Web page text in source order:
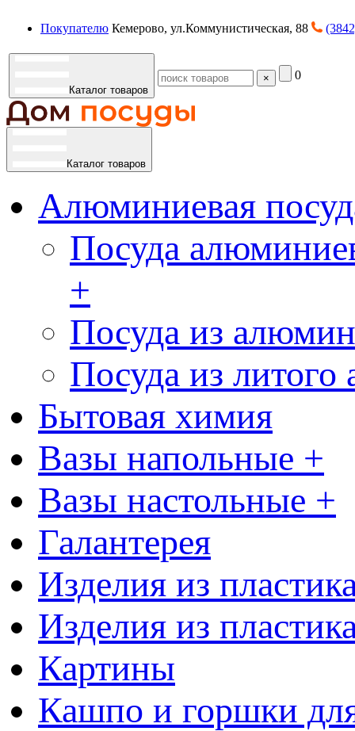
Покупателю Кемерово, ул.Коммунистическая, 88
Каталог товаров
× 0
Каталог товаров
Алюминиевая
Посуда
+
Посуда из
Посуда из
Бытовая химия
Вазы напольные +
Вазы настольные +
Галантерея
Изделия из
Изделия из
Картины
Кашпо и горшки